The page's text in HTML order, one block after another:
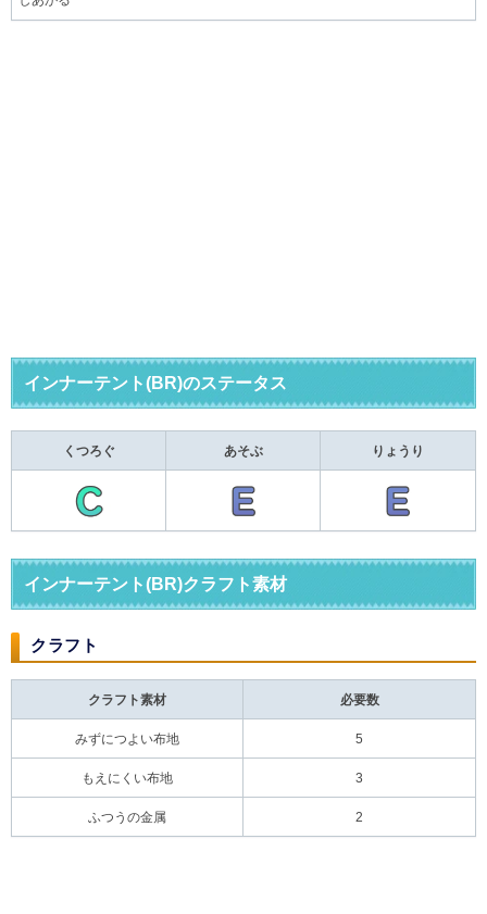
インナーテント(BR)のステータス
くつろぐ あそぶ りょうり
インナーテント(BR)クラフト素材
クラフト
クラフト素材 必要数
みずにつよい布地 5
もえにくい布地 3
ふつうの金属 2